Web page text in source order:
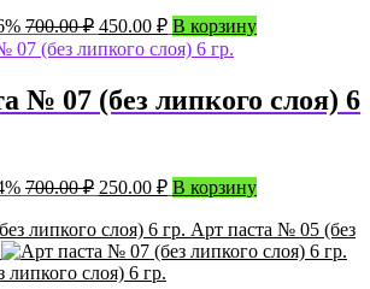
700.00₽ Первоначальная
цена
составляла
700.00 ₽.
450.00 ₽Текущая
цена:
В корзину
№ 07 (без липкого слоя) 6
700.00₽ Первоначальная
составляла
700.00 ₽.
250.00 ₽Текущая
цена:
250.00 ₽.
В корзину
Арт паста № 05 (без
слоя) 6 гр.